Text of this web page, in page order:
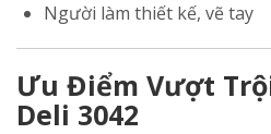
Người làm thiết kế, vẽ tay
Ưu Điểm Vượt
Deli 3042